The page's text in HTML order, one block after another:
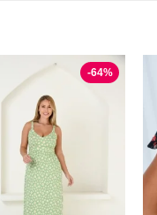
Ltda
-64%